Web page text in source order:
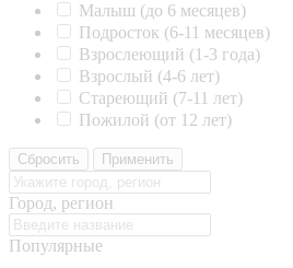
Малыш (до 6 месяцев)
Подросток (6-11 месяцев)
Взрослеющий (1-3 года)
Взрослый (4-6 лет)
Стареющий (7-11 лет)
Пожилой (от 12 лет)
Сбросить Применить
Город, регион
Популярные